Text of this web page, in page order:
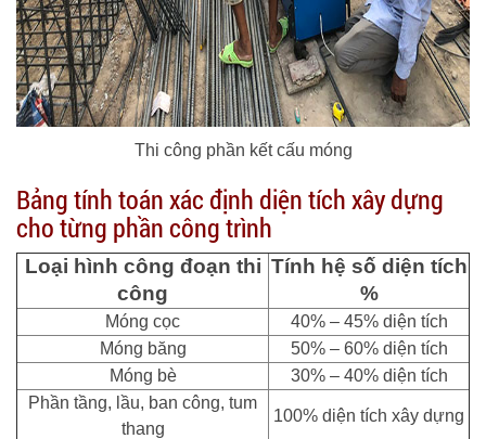
Thi công phần kết cấu móng
Bảng tính toán xác định diện tích xây dựng
cho từng phần công trình
Loại hình công đoạn thi
công
Tính hệ số diện tích
%
Móng cọc
40% – 45% diện tích
Móng băng
50% – 60% diện tích
Móng bè
30% – 40% diện tích
Phần tầng, lầu, ban công, tum
thang
100% diện tích xây dựng